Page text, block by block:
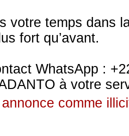
votre temps dans
fort qu’avant.
WhatsApp :
à votre
comme